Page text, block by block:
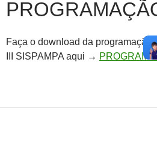
Faça o download da programação
III SISPAMPA aqui →